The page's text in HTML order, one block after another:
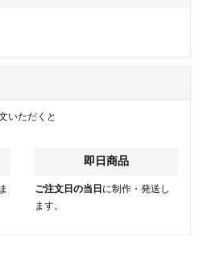
いただくと
即日商品
ご注文日の当日 に制作・発送し
ます。